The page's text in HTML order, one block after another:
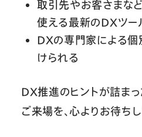
取引先やお客さまな
使える最新のDXツー
DXの専門家による
けられる
DX推進のヒントが詰ま
ご来場を、心よりお待ちし